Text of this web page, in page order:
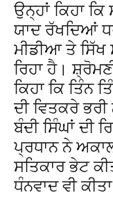
ਉਨ੍ਹਾਂ ਕਿਹਾ
ਯਾਦ ਰੱਖਦਿਆਂ
ਮੀਡੀਆ ਤੇ ਸਿੱਖ
ਰਿਹਾ ਹੈ।
ਕਿਹਾ ਕਿ ਤਿੰਨ
ਦੀ ਵਿਤਕਰੇ ਭਰੀ
ਬੰਦੀ ਸਿੰਘਾਂ
ਪ੍ਰਧਾਨ ਨੇ
ਸਤਿਕਾਰ ਭੇਟ
ਧੰਨਵਾਦ ਵੀ